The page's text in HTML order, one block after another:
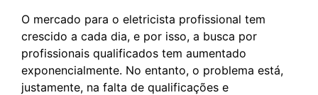
O mercado para o eletricista profissional tem
crescido a cada dia, e por isso, a busca por
profissionais qualificados tem aumentado
exponencialmente. No entanto, o problema está,
justamente, na falta de qualificações e